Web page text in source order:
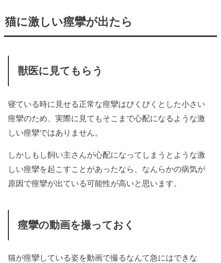
猫に激しい痙攣が出たら
獣医に見てもらう
寝ている時に見せる正常な痙攣はぴくぴくとした小さい
痙攣のため、実際に見てもそこまで心配になるような激
しい痙攣ではありません。
しかしもし飼い主さんが心配になってしまうとような激
しい痙攣を起こすことがあったなら、なんらかの病気が
原因で痙攣が出ている可能性が高いと思います。
痙攣の動画を撮っておく
猫が痙攣している姿を動画で撮るなんて急にはできな